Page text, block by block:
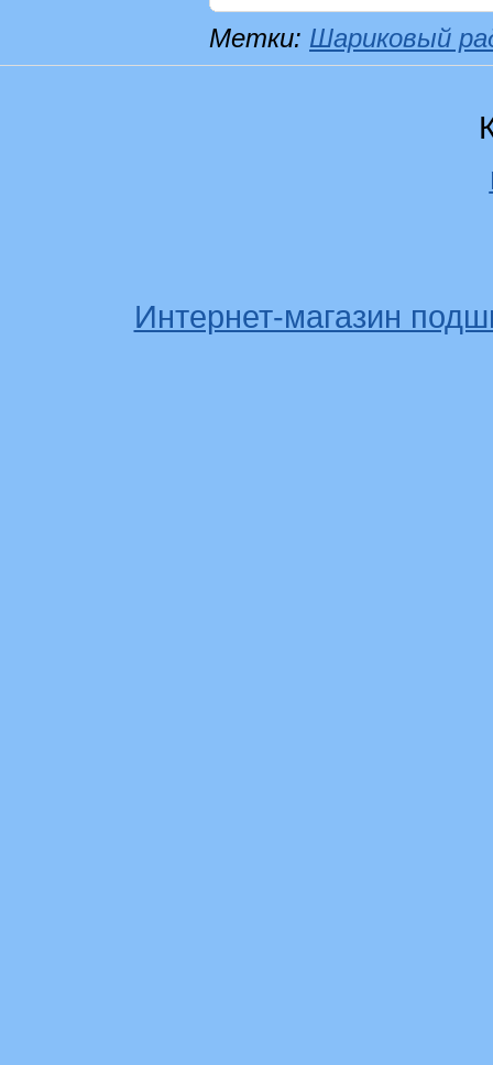
Метки: Шариковый
Интернет-магазин